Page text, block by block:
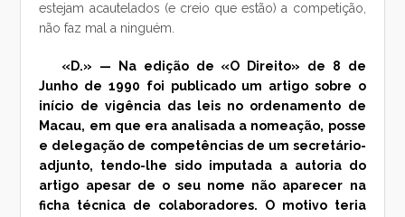
estejam acautelados (e creio que estão) a competição,
não faz mal a ninguém.
«D.» — Na edição de «O Direito» de 8 de
Junho de 1990 foi publicado um artigo sobre o
início de vigência das leis no ordenamento de
Macau, em que era analisada a nomeação, posse
e delegação de competências de um secretário-
adjunto, tendo-lhe sido imputada a autoria do
artigo apesar de o seu nome não aparecer na
ficha técnica de colaboradores. O motivo teria